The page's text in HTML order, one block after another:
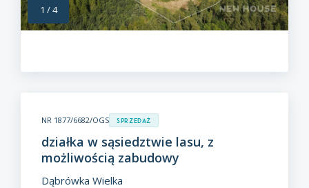
1 /4
NR 1877/6682/OGS Sprzedaż
działka w sąsiedztwie lasu, z
możliwością zabudowy
Dąbrówka Wielka